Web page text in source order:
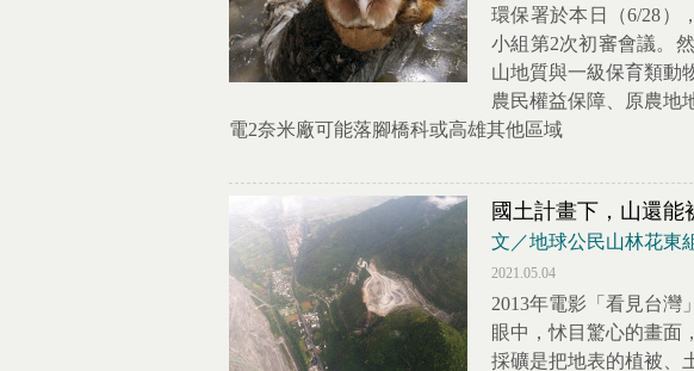
環保署於本日（6/28）
小組第2次初審會議。
山地質與一級保育類動
農民權益保障、原農地
電2奈米廠可能落腳橋科或高雄其他區域
國土計畫下，山還能
文／地球公民山林花東
2021.05.04
2013年電影「看見台灣
眼中，怵目驚心的畫面
採礦是把地表的植被、